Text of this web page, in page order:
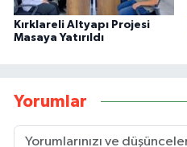
Kırklareli Altyapı Projesi
Masaya Yatırıldı
Yorumlar